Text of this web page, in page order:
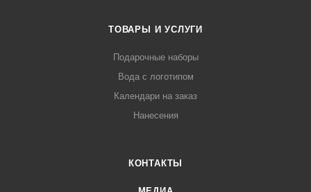
ТОВАРЫ И УСЛУГИ
Подарочные наборы
Вода с логотипом
Календари на заказ
Нанесения
КОНТАКТЫ